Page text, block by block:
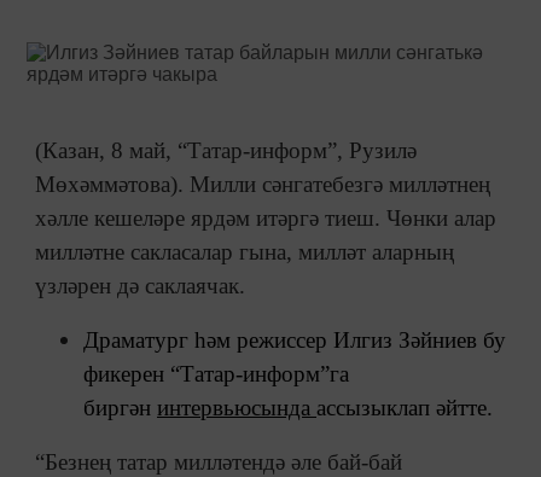
(Казан, 8 май, “Татар-информ”, Рузилә
Мөхәммәтова). Милли сәнгатебезгә милләтнең
хәлле кешеләре ярдәм итәргә тиеш. Чөнки алар
милләтне сакласалар гына, милләт аларның
үзләрен дә саклаячак.
Драматург һәм режиссер Илгиз Зәйниев бу
фикерен “Татар-информ”га
биргән интервьюсында ассызыклап әйтте.
“Безнең татар милләтендә әле бай-бай